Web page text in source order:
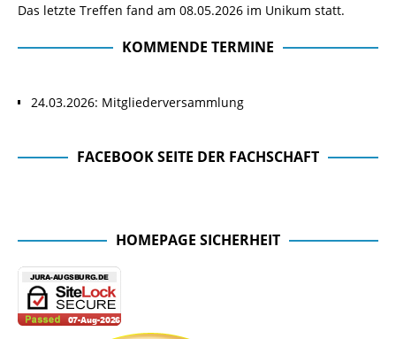
Das letzte Treffen fand am 08.05.2026 im Unikum statt.
KOMMENDE TERMINE
24.03.2026: Mitgliederversammlung
FACEBOOK SEITE DER FACHSCHAFT
HOMEPAGE SICHERHEIT